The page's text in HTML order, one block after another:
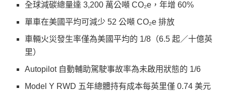
全球減碳總量達 3,200 萬公噸 CO₂e，年增 60%
單車在美國平均可減少 52 公噸 CO₂e 排放
車輛火災發生率僅為美國平均的 1/8（6.5 起／十億英
里）
Autopilot 自動輔助駕駛事故率為未啟用狀態的 1/6
Model Y RWD 五年總體持有成本每英里僅 0.74 美元